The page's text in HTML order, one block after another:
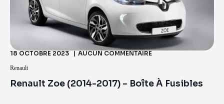
Renault Zoe (2014-2017) – Boîte À Fusibles
18 OCTOBRE 2023 AUCUN COMMENTAIRE
Renault